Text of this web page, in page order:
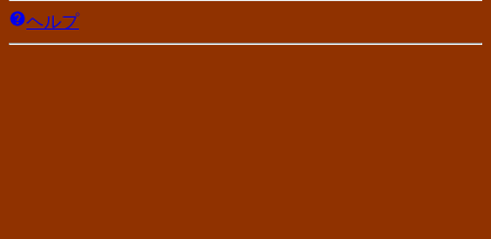
ヘルプ